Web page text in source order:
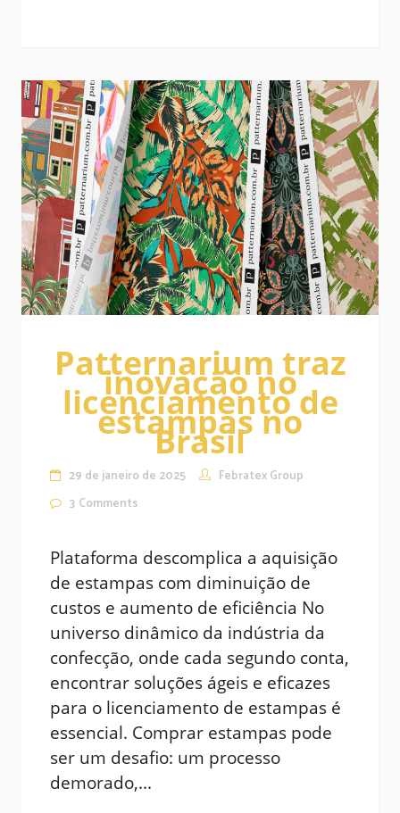
Patternarium traz
inovação no
licenciamento de
estampas no
Brasil
29 de janeiro de 2025
Febratex Group
3 Comments
Plataforma descomplica a aquisição
de estampas com diminuição de
custos e aumento de eficiência No
universo dinâmico da indústria da
confecção, onde cada segundo conta,
encontrar soluções ágeis e eficazes
para o licenciamento de estampas é
essencial. Comprar estampas pode
ser um desafio: um processo
demorado,...